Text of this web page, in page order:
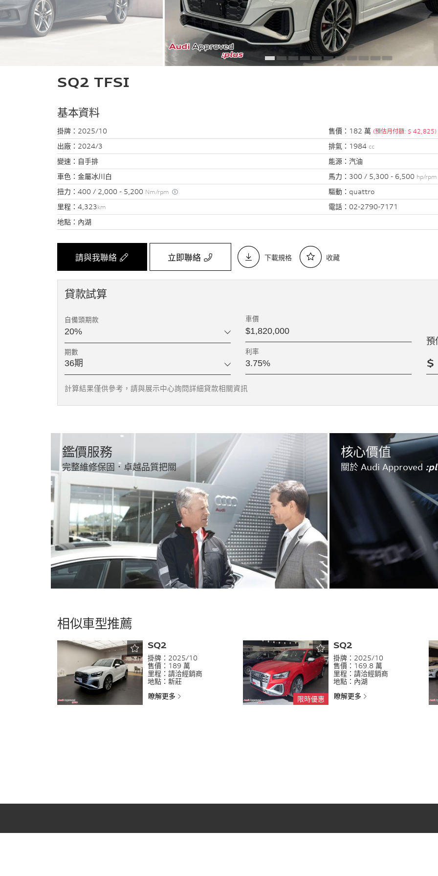
SQ2 TFSI
基本資料
掛牌： 2025/10 售價： 182 萬 (預估月付額: $ 42,825)
出廠： 2024/3 排氣： 1984 cc
變速： 自手排 能源： 汽油
車色： 金屬冰川白 馬力： 300 / 5,300 - 6,500 hp/rpm
扭力： 400 / 2,000 - 5,200 Nm/rpm 驅動： quattro
里程： 4,323km 電話： 02-2790-7171
地點： 內湖
請與我聯絡 立即聯絡 下載規格 收藏
貸款試算
自備頭期款
期數
車價
利率
預
計算結果僅供參考，請與展示中心詢問詳細貸款相關資訊
鑑價服務
完整維修保固．卓越品質把關
核心價值
關於 Audi Approved
相似車型推薦
SQ2
掛牌： 2025/10
售價： 189 萬
里程： 請洽經銷商
地點： 新莊
瞭解更多
限時優惠
SQ2
掛牌： 2025/10
售價： 169.8 萬
里程： 請洽經銷商
地點： 內湖
瞭解更多